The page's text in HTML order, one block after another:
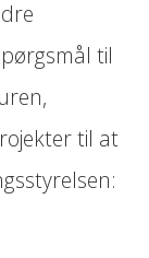
til
til at